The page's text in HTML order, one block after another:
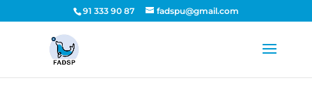
91 333 90 87 fadspu@gmail.com